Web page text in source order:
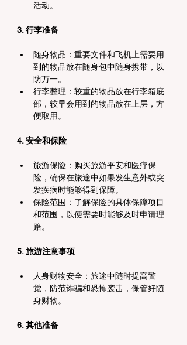
活动。
3. 行李准备
随身物品：重要文件和飞机上需要用
到的物品放在随身包中随身携带，以
防万一。
行李整理：较重的物品放在行李箱底
部，较早会用到的物品放在上层，方
便取用。
4. 安全和保险
旅游保险：购买旅游平安和医疗保
险，确保在旅途中如果发生意外或突
发疾病时能够得到保障。
保险范围：了解保险的具体保障项目
和范围，以便需要时能够及时申请理
赔。
5. 旅游注意事项
人身财物安全：旅途中随时提高警
觉，防范诈骗和恐怖袭击，保管好随
身财物。
6. 其他准备